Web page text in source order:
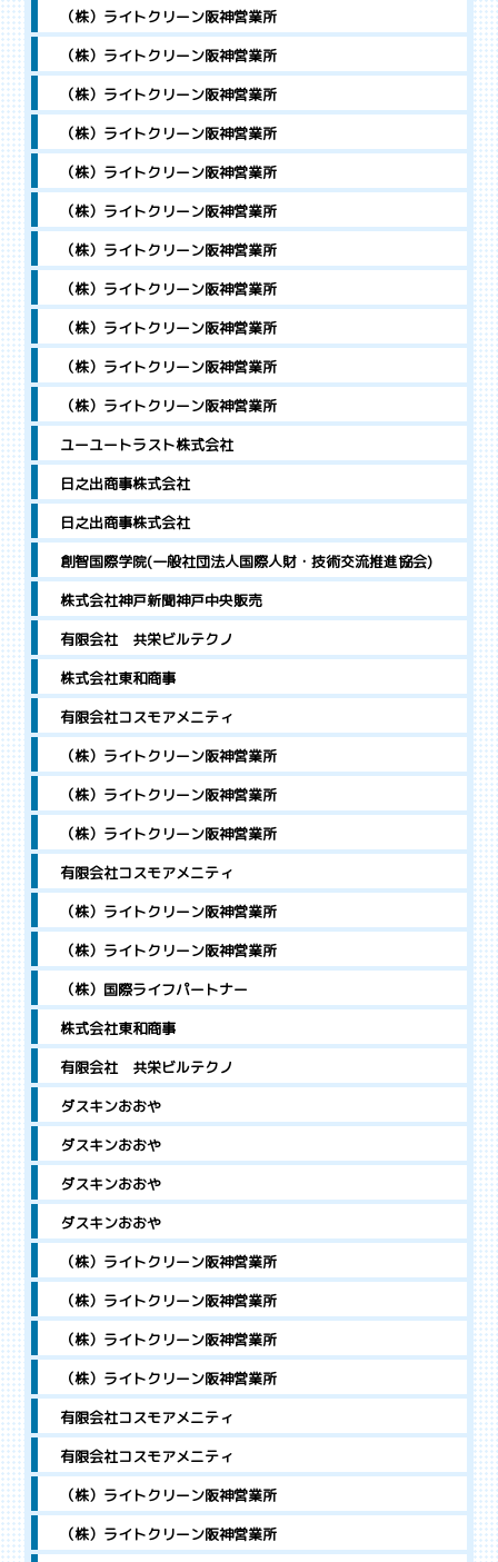
（株）ライトクリーン阪神営業所
（株）ライトクリーン阪神営業所
（株）ライトクリーン阪神営業所
（株）ライトクリーン阪神営業所
（株）ライトクリーン阪神営業所
（株）ライトクリーン阪神営業所
（株）ライトクリーン阪神営業所
（株）ライトクリーン阪神営業所
（株）ライトクリーン阪神営業所
（株）ライトクリーン阪神営業所
（株）ライトクリーン阪神営業所
ユーユートラスト株式会社
日之出商事株式会社
日之出商事株式会社
創智国際学院(一般社団法人国際人財・技術交流推進協会)
株式会社神戸新聞神戸中央販売
有限会社 共栄ビルテクノ
株式会社東和商事
有限会社コスモアメニティ
（株）ライトクリーン阪神営業所
（株）ライトクリーン阪神営業所
（株）ライトクリーン阪神営業所
有限会社コスモアメニティ
（株）ライトクリーン阪神営業所
（株）ライトクリーン阪神営業所
（株）国際ライフパートナー
株式会社東和商事
有限会社 共栄ビルテクノ
ダスキンおおや
ダスキンおおや
ダスキンおおや
ダスキンおおや
（株）ライトクリーン阪神営業所
（株）ライトクリーン阪神営業所
（株）ライトクリーン阪神営業所
（株）ライトクリーン阪神営業所
有限会社コスモアメニティ
有限会社コスモアメニティ
（株）ライトクリーン阪神営業所
（株）ライトクリーン阪神営業所